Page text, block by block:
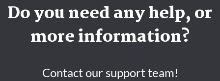
Im Alter von 21 Jahren
entkommt Myers am
aus dem Sanatorium
und kehrt nach
Loomis, seinem
behandelnden
anderen...
Sally Montgomery hat
Tochter verloren. Lucy
und Jim Corliss finden
wieder zusammen, als
ihr kleiner Sohn
Do you need any help, or
more information?
Contact our support team!